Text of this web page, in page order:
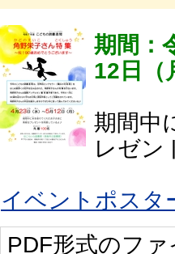
期間：
12日（
期間中
レゼン
イベントポスタ
PDF形式のフ